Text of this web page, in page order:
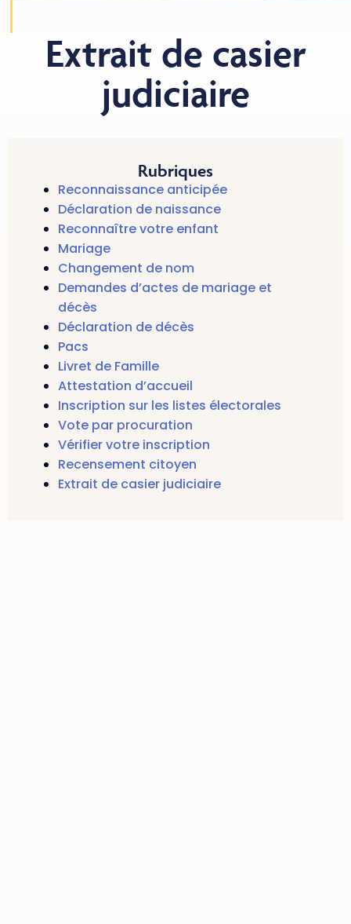
Extrait de casier
judiciaire
Rubriques
Reconnaissance anticipée
Déclaration de naissance
Reconnaître votre enfant
Mariage
Changement de nom
Demandes d’actes de mariage et
décès
Déclaration de décès
Pacs
Livret de Famille
Attestation d’accueil
Inscription sur les listes électorales
Vote par procuration
Vérifier votre inscription
Recensement citoyen
Extrait de casier judiciaire